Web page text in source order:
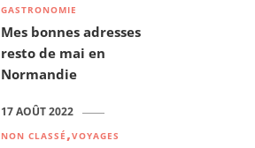
GASTRONOMIE
Mes bonnes adresses
resto de mai en
Normandie
NON CLASSÉ VOYAGES
17 AOÛT 2022